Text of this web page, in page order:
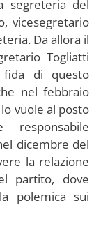
segreteria del
vicesegretario
Da allora il
Togliatti
fida di questo
nel febbraio
vuole al posto
dicembre del
la relazione
partito, dove
polemica sui